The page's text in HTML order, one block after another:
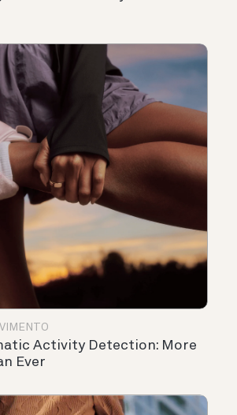
Activity Detection: More
Ever